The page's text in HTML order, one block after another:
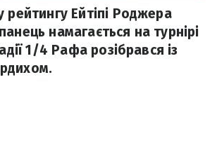
рейтингу Ейтіпі Роджера
намагається на турнірі
1/4 Рафа розібрався із